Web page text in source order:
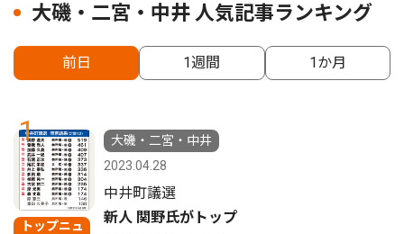
大磯・二宮・中井 人気記事ランキング
前日 1週間 1か月
1
トップニュ
大磯・二宮・中井
2023.04.28
中井町議選
新人 関野氏がトップ